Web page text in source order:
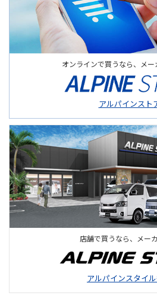
オンラインで買うなら、メー
アルパインスト
店舗で買うなら、メー
アルパインスタイ